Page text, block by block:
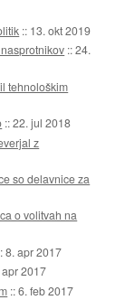
:: 13. okt 2019
::24.
tehnološkim
::22. jul 2018
z
so delavnice za
o volitvah na
8. apr 2017
apr 2017
::6. feb 2017